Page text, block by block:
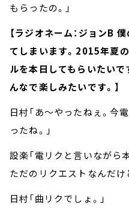
もらったの。」
【ラジオネーム：ジョンB
てしまいます。2015年夏
ルを本日してもらいたい
んなで楽しみたいです。】
日村「あ～やったねぇ。今
ったね。」
設楽「電リクと言いながら
ただのリクエストなんだけ
日村「曲リクでしょ。」